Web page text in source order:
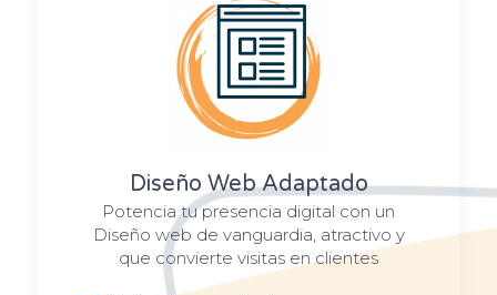
Diseño Web Adaptado
Potencia tu presencia digital con un
Diseño web de vanguardia, atractivo y
que convierte visitas en clientes​